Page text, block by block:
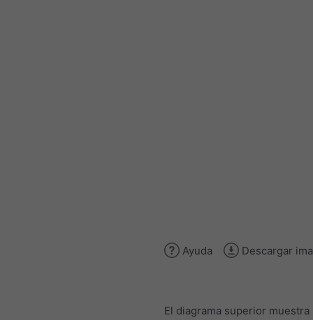
Ayuda Descargar
El diagrama superior muestra